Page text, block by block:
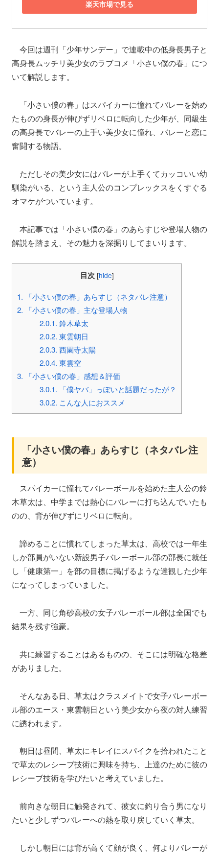
楽天市場で見る
今回は週刊「少年サンデー」で連載中の低身長男子と
高身長ムッチリ美少女のラブコメ「小さい僕の春」につ
いて解説します。
「小さい僕の春」はスパイカーに憧れてバレーを始め
たものの身長が伸びずリベロに転向した少年が、同級生
の高身長でバレーの上手い美少女に憧れ、バレーと恋に
奮闘する物語。
ただしその美少女にはバレーが上手くてカッコいい幼
馴染がいる、という主人公のコンプレックスをくすぐる
オマケがついています。
本記事では「小さい僕の春」のあらすじや登場人物の
解説を踏まえ、その魅力を深掘りしてまいります。
目次 [hide]
1. 「小さい僕の春」あらすじ（ネタバレ注意）
2. 「小さい僕の春」主な登場人物
2.0.1. 鈴木草太
2.0.2. 東雲朝日
2.0.3. 西園寺太陽
2.0.4. 東雲空
3. 「小さい僕の春」感想＆評価
3.0.1. 「僕ヤバ」っぽいと話題だったが？
3.0.2. こんな人におススメ
「小さい僕の春」あらすじ（ネタバレ注
意）
スパイカーに憧れてバレーボールを始めた主人公の鈴
木草太は、中学までは熱心にバレーに打ち込んでいたも
のの、背が伸びずにリベロに転向。
諦めることに慣れてしまった草太は、高校では一年生
しか部員がいない新設男子バレーボール部の部長に就任
し「健康第一」を部の目標に掲げるような達観した少年
になってしまっていました。
一方、同じ角砂高校の女子バレーボール部は全国でも
結果を残す強豪。
共に練習することはあるものの、そこには明確な格差
がありました。
そんなある日、草太はクラスメイトで女子バレーボー
ル部のエース・東雲朝日という美少女から夜の対人練習
に誘われます。
朝日は昼間、草太にキレイにスパイクを拾われたこと
で草太のレシーブ技術に興味を持ち、上達のために彼の
レシーブ技術を学びたいと考えていました。
前向きな朝日に触発されて、彼女に釣り合う男になり
たいと少しずつバレーへの熱を取り戻していく草太。
しかし朝日には背が高くて顔が良く、何よりバレーが